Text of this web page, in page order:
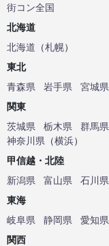
街コン全国
北海道
北海道 （札幌）
東北
青森県
岩手県 宮城県
関東
茨城県
栃木県 群馬県
神奈川県 （横浜）
甲信越・北陸
新潟県
富山県 石川県
東海
岐阜県
静岡県 愛知県
関西